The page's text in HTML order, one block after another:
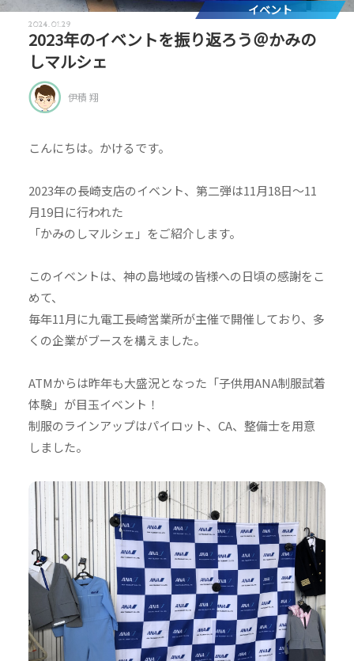
イベント
2024.01.29
2023年のイベントを振り返ろう＠かみの
しマルシェ
伊積 翔
こんにちは。かけるです。
2023年の長崎支店のイベント、第二弾は11月18日～11
月19日に行われた
「かみのしマルシェ」をご紹介します。
このイベントは、神の島地域の皆様への日頃の感謝をこ
めて、
毎年11月に九電工長崎営業所が主催で開催しており、多
くの企業がブースを構えました。
ATMからは昨年も大盛況となった「子供用ANA制服試着
体験」が目玉イベント！
制服のラインアップはパイロット、CA、整備士を用意
しました。